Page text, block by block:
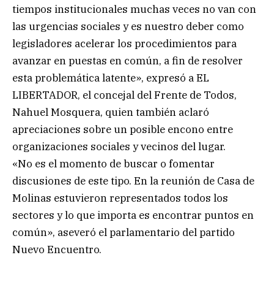
tiempos institucionales muchas veces no van con
las urgencias sociales y es nuestro deber como
legisladores acelerar los procedimientos para
avanzar en puestas en común, a fin de resolver
esta problemática latente», expresó a EL
LIBERTADOR, el concejal del Frente de Todos,
Nahuel Mosquera, quien también aclaró
apreciaciones sobre un posible encono entre
organizaciones sociales y vecinos del lugar.
«No es el momento de buscar o fomentar
discusiones de este tipo. En la reunión de Casa de
Molinas estuvieron representados todos los
sectores y lo que importa es encontrar puntos en
común», aseveró el parlamentario del partido
Nuevo Encuentro.